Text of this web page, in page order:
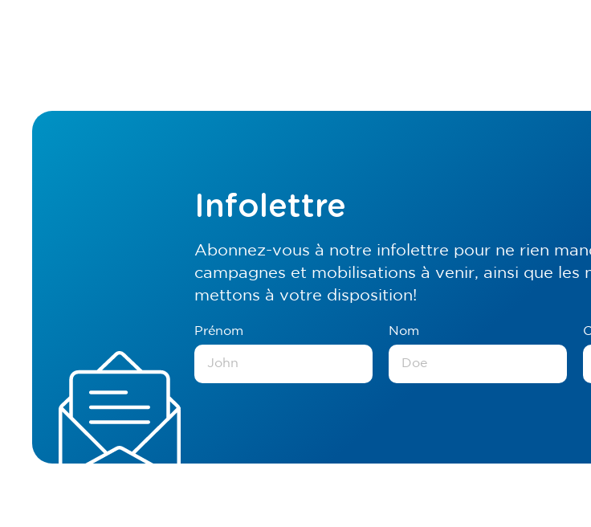
Infolettre
Abonnez-vous à notre infolettre pour ne rien
campagnes et mobilisations à venir, ainsi que les
mettons à votre disposition!
Prénom Nom